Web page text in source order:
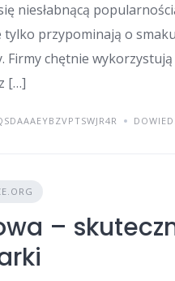
niesłabnącą
przypominają o
Firmy chętnie
[…]
–